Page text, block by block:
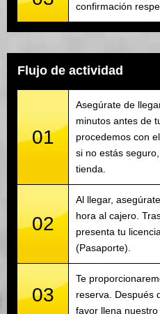
confirmación
Flujo de actividad
01
Asegúrate de
minutos antes de
procedemos con
si no estás
tienda.
02
Al llegar,
hora al cajero.
presenta tu
(Pasaporte).
03
Te
reserva. Después
favor llena nuestro